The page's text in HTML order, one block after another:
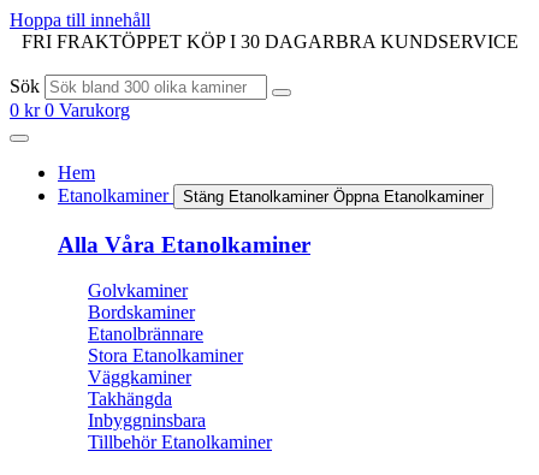
Hoppa till innehåll
FRI FRAKTÖPPET KÖP I 30 DAGARBRA KUNDSERVICE
Sök
0 kr 0 Varukorg
Hem
Etanolkaminer
Stäng Etanolkaminer Öppna Etanolkaminer
Alla Våra Etanolkaminer
Golvkaminer
Bordskaminer
Etanolbrännare
Stora Etanolkaminer
Väggkaminer
Takhängda
Inbyggninsbara
Tillbehör Etanolkaminer